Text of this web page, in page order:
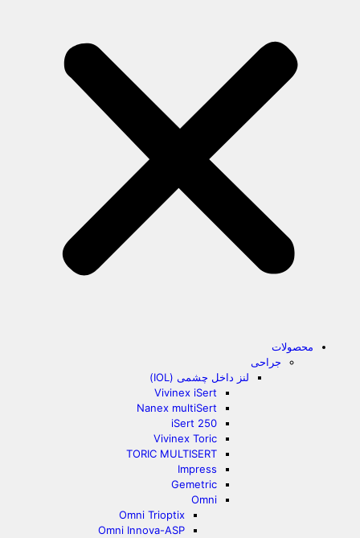
محصولات
جراحی
لنز داخل چشمی (IOL)
Vivinex iSert
Nanex multiSert
iSert 250
Vivinex Toric
TORIC MULTISERT
Impress
Gemetric
Omni
Omni Trioptix
Omni Innova-ASP